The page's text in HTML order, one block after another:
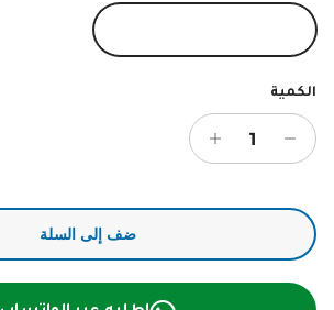
الكمية
ضف إلى السلة